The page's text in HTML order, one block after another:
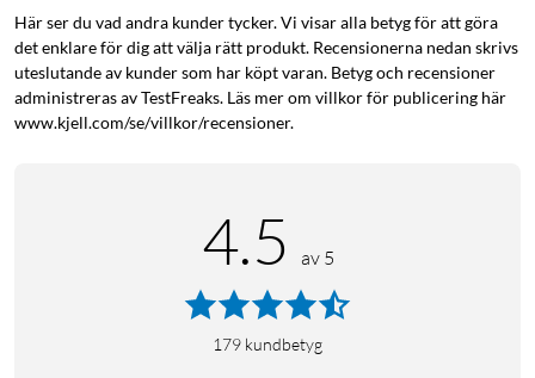
Här ser du vad andra kunder tycker. Vi visar alla betyg för att göra
det enklare för dig att välja rätt produkt. Recensionerna nedan skrivs
uteslutande av kunder som har köpt varan. Betyg och recensioner
administreras av TestFreaks. Läs mer om villkor för publicering här
www.kjell.com/se/villkor/recensioner.
4.5 av 5
179 kundbetyg